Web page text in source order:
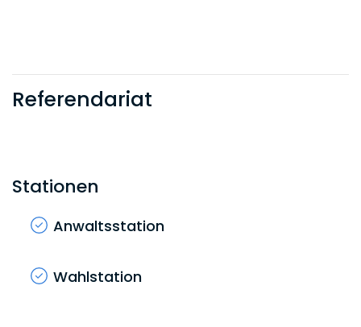
Referendariat
Stationen
Anwaltsstation
Wahlstation